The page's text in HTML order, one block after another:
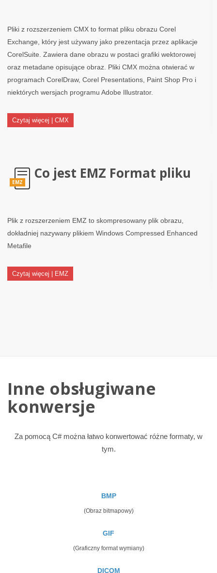
Pliki z rozszerzeniem CMX to format pliku obrazu Corel
Exchange, który jest używany jako prezentacja przez aplikacje
CorelSuite. Zawiera dane obrazu w postaci grafiki wektorowej
oraz metadane opisujące obraz. Pliki CMX można otwierać w
programach CorelDraw, Corel Presentations, Paint Shop Pro i
niektórych wersjach programu Adobe Illustrator.
Czytaj więcej | CMX
EMZ
Co jest EMZ Format pliku
Plik z rozszerzeniem EMZ to skompresowany plik obrazu,
dokładniej nazywany plikiem Windows Compressed Enhanced
Metafile
Czytaj więcej | EMZ
Inne obsługiwane
konwersje
Za pomocą C# można łatwo konwertować różne formaty, w
tym.
BMP
(Obraz bitmapowy)
GIF
(Graficzny format wymiany)
DICOM